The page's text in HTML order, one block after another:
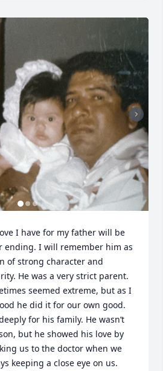
I have for my father will be
ending. I will remember him as
of strong character and
He was a very strict parent.
seemed extreme, but as I
he did it for our own good.
for his family. He wasn’t
but he showed his love by
us to the doctor when we
keeping a close eye on us.